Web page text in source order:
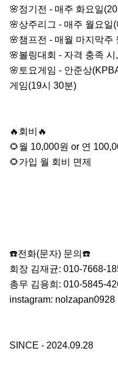
🌸정기전 - 매주 화요일
🌸상주리그 - 매주 월요일
🌸챔프전 - 매월 마지막주
🌸볼링대회 - 자격 충족
🌸토요게임 - 안준상
게임(19시 30분)
🔥회비🔥
🌻월 10,000원 or 연
🌻가입 월 회비 면제
☎️전화(문자) 문의☎️
회장 김재균: 010-7668-
총무 김용희: 010-5845-
instagram: nolzapan0928
SINCE - 2024.09.28